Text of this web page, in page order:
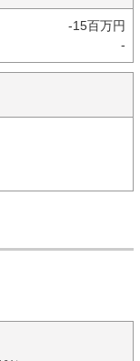
-15百万円
-